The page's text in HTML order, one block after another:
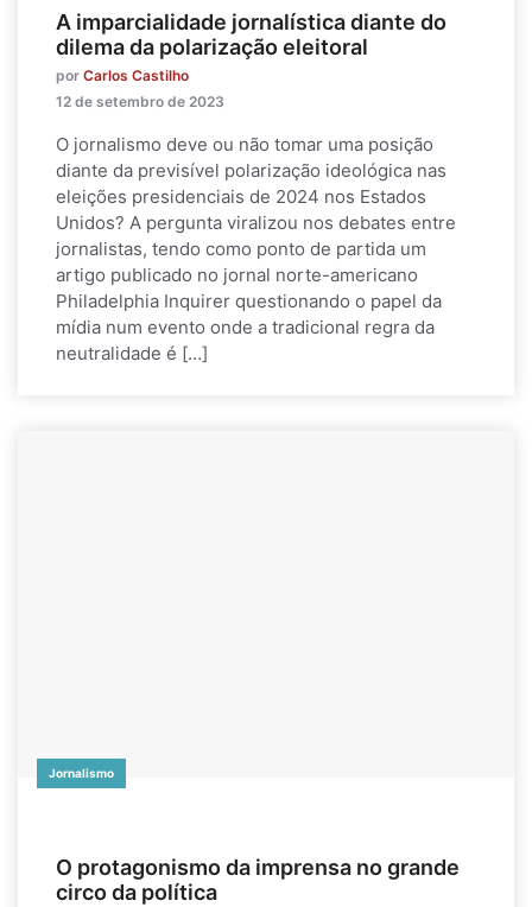
A imparcialidade jornalística diante do
dilema da polarização eleitoral
por Carlos Castilho
12 de setembro de 2023
O jornalismo deve ou não tomar uma posição
diante da previsível polarização ideológica nas
eleições presidenciais de 2024 nos Estados
Unidos? A pergunta viralizou nos debates entre
jornalistas, tendo como ponto de partida um
artigo publicado no jornal norte-americano
Philadelphia Inquirer questionando o papel da
mídia num evento onde a tradicional regra da
neutralidade é […]
Jornalismo
O protagonismo da imprensa no grande
circo da política